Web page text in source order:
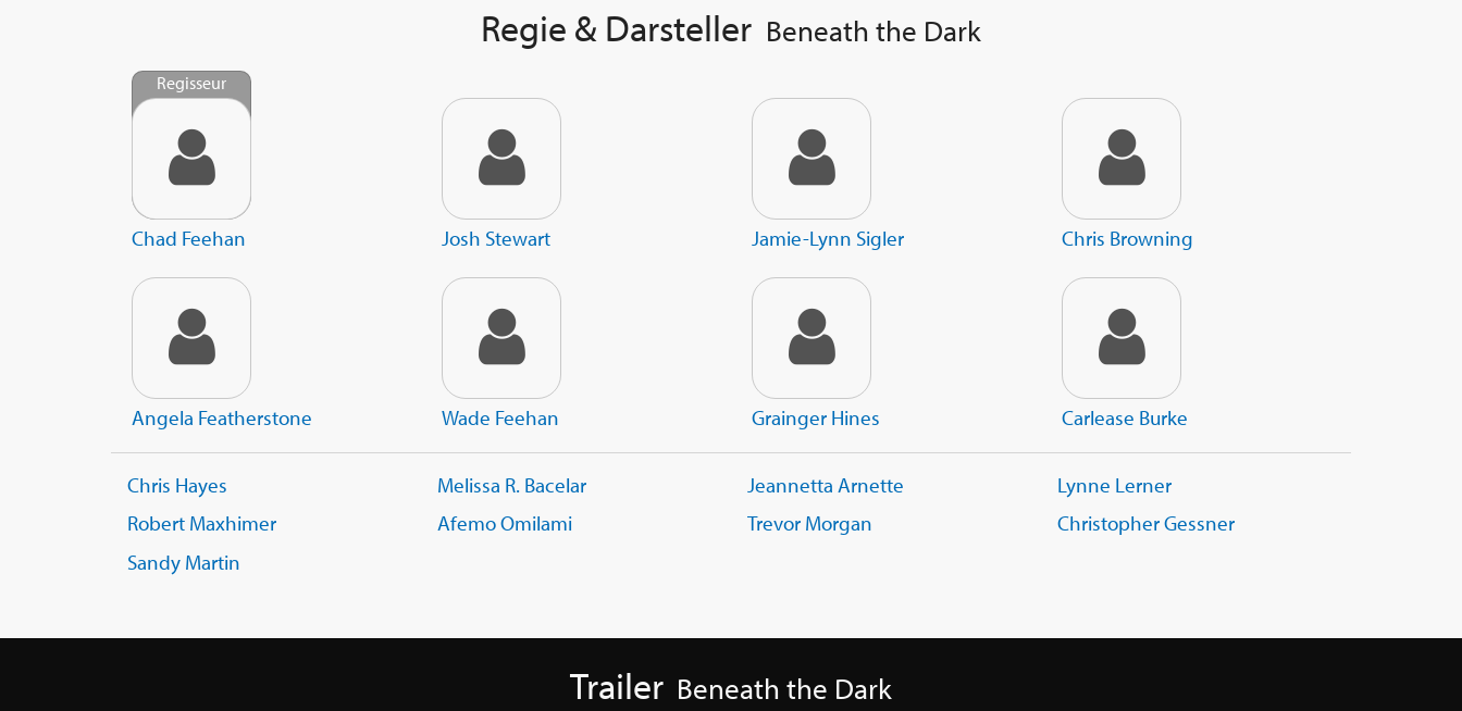
Regie & Darsteller Beneath the Dark
Regisseur
Chad Feehan Josh Stewart Jamie-Lynn Sigler Chris Browning
Angela Featherstone Wade Feehan Grainger Hines Carlease Burke
Chris Hayes Melissa R. Bacelar Jeannetta Arnette
Lynne Lerner
Robert Maxhimer
Afemo Omilami Trevor Morgan
Christopher Gessner
Sandy Martin
Trailer Beneath the Dark